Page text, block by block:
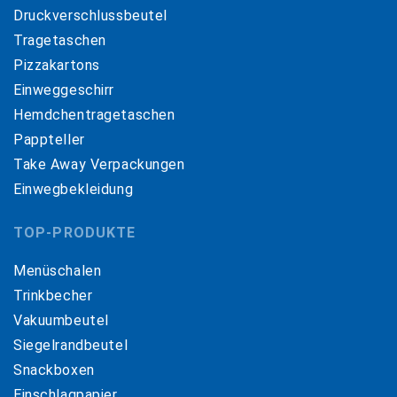
Druckverschlussbeutel
Tragetaschen
Pizzakartons
Einweggeschirr
Hemdchentragetaschen
Pappteller
Take Away Verpackungen
Einwegbekleidung
TOP-PRODUKTE
Menüschalen
Trinkbecher
Vakuumbeutel
Siegelrandbeutel
Snackboxen